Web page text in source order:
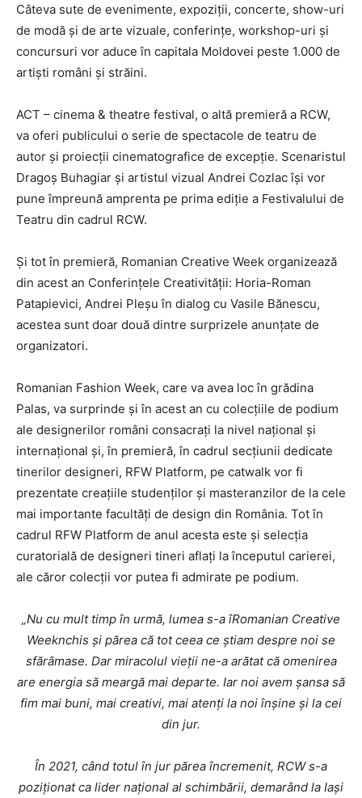
INFO IAȘI
Câteva sute de evenimente, expoziții, concerte, show-uri
de modă și de arte vizuale, conferințe, workshop-uri și
concursuri vor aduce în capitala Moldovei peste 1.000 de
artiști români și străini.
ACT – cinema & theatre festival, o altă premieră a RCW,
va oferi publicului o serie de spectacole de teatru de
autor și proiecții cinematografice de excepție. Scenaristul
Dragoș Buhagiar și artistul vizual Andrei Cozlac își vor
pune împreună amprenta pe prima ediție a Festivalului de
Teatru din cadrul RCW.
Și tot în premieră, Romanian Creative Week organizează
din acest an Conferințele Creativității: Horia-Roman
Patapievici, Andrei Pleșu în dialog cu Vasile Bănescu,
acestea sunt doar două dintre surprizele anunțate de
organizatori.
Romanian Fashion Week, care va avea loc în grădina
Palas, va surprinde și în acest an cu colecțiile de podium
ale designerilor români consacrați la nivel național și
internațional și, în premieră, în cadrul secțiunii dedicate
tinerilor designeri, RFW Platform, pe catwalk vor fi
prezentate creațiile studenților și masteranzilor de la cele
mai importante facultăți de design din România. Tot în
cadrul RFW Platform de anul acesta este și selecția
curatorială de designeri tineri aflați la începutul carierei,
ale căror colecții vor putea fi admirate pe podium.
„Nu cu mult timp în urmă, lumea s-a îRomanian Creative
Weeknchis și părea că tot ceea ce știam despre noi se
sfărâmase. Dar miracolul vieții ne-a arătat că omenirea
are energia să meargă mai departe. Iar noi avem șansa să
fim mai buni, mai creativi, mai atenți la noi înșine și la cei
din jur.
În 2021, când totul în jur părea încremenit, RCW s-a
poziționat ca lider național al schimbării, demarând la Iași